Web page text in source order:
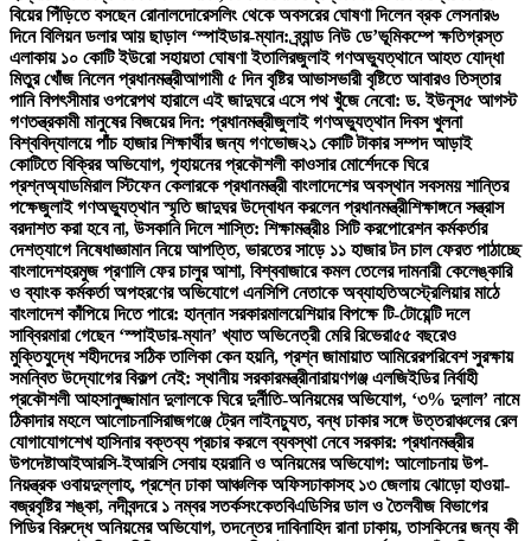
বিয়ের পিঁড়িতে বসছেন রোনালদোরেসলিং থেকে অবসরের ঘোষণা দিলেন ব্রক লেসনার৬
দিনে বিলিয়ন ডলার আয় ছাড়াল ‘স্পাইডার-ম্যান: ব্র্যান্ড নিউ ডে’ভূমিকম্পে ক্ষতিগ্রস্ত
এলাকায় ১০ কোটি ইউরো সহায়তা ঘোষণা ইতালিরজুলাই গণঅভ্যুত্থানে আহত যোদ্ধা
মিতুর খোঁজ নিলেন প্রধানমন্ত্রীআগামী ৫ দিন বৃষ্টির আভাসভারী বৃষ্টিতে আবারও তিস্তার
পানি বিপৎসীমার ওপরেপথ হারালে এই জাদুঘরে এসে পথ খুঁজে নেবো: ড. ইউনূস৫ আগস্ট
গণতন্ত্রকামী মানুষের বিজয়ের দিন: প্রধানমন্ত্রীজুলাই গণঅভ্যুত্থান দিবস খুলনা
বিশ্ববিদ্যালয়ে পাঁচ হাজার শিক্ষার্থীর জন্য গণভোজ২১ কোটি টাকার সম্পদ আড়াই
কোটিতে বিক্রির অভিযোগ, গৃহায়নের প্রকৌশলী কাওসার মোর্শেদকে ঘিরে
প্রশ্নঅ্যাডমিরাল স্টিফেন কেলারকে প্রধানমন্ত্রী বাংলাদেশের অবস্থান সবসময় শান্তির
পক্ষেজুলাই গণঅভ্যুত্থান স্মৃতি জাদুঘর উদ্বোধন করলেন প্রধানমন্ত্রীশিক্ষাঙ্গনে সন্ত্রাস
বরদাশত করা হবে না, উসকানি দিলে শাস্তি: শিক্ষামন্ত্রী৪ সিটি করপোরেশন কর্মকর্তার
দেশত্যাগে নিষেধাজ্ঞামান নিয়ে আপত্তি, ভারতের সাড়ে ১১ হাজার টন চাল ফেরত পাঠাচ্ছে
বাংলাদেশহরমুজ প্রণালি ফের চালুর আশা, বিশ্ববাজারে কমল তেলের দামনারী কেলেঙ্কারি
ও ব্যাংক কর্মকর্তা অপহরণের অভিযোগে এনসিপি নেতাকে অব্যাহতিঅস্ট্রেলিয়ার মাঠে
বাংলাদেশ কাঁপিয়ে দিতে পারে: হান্নান সরকারমালয়েশিয়ার বিপক্ষে টি-টোয়েন্টি দলে
সাব্বিরমারা গেছেন ‘স্পাইডার-ম্যান’ খ্যাত অভিনেত্রী মেরি রিভেরা৫৫ বছরেও
মুক্তিযুদ্ধে শহীদদের সঠিক তালিকা কেন হয়নি, প্রশ্ন জামায়াত আমিরেরপরিবেশ সুরক্ষায়
সমন্বিত উদ্যোগের বিকল্প নেই: স্থানীয় সরকারমন্ত্রীনারায়ণগঞ্জ এলজিইডির নির্বাহী
প্রকৌশলী আহসানুজ্জামান দুলালকে ঘিরে দুর্নীতি-অনিয়মের অভিযোগ, ‘৩% দুলাল’ নামে
ঠিকাদার মহলে আলোচনাসিরাজগঞ্জে ট্রেন লাইনচ্যুত, বন্ধ ঢাকার সঙ্গে উত্তরাঞ্চলের রেল
যোগাযোগশেখ হাসিনার বক্তব্য প্রচার করলে ব্যবস্থা নেবে সরকার: প্রধানমন্ত্রীর
উপদেষ্টাআইআরসি-ইআরসি সেবায় হয়রানি ও অনিয়মের অভিযোগ: আলোচনায় উপ-
নিয়ন্ত্রক ওবায়দুল্লাহ, প্রশ্নে ঢাকা আঞ্চলিক অফিসঢাকাসহ ১৩ জেলায় ঝোড়ো হাওয়া-
বজ্রবৃষ্টির শঙ্কা, নদীবন্দরে ১ নম্বর সতর্কসংকেতবিএডিসির ডাল ও তৈলবীজ বিভাগের
পিডির বিরুদ্ধে অনিয়মের অভিযোগ, তদন্তের দাবিনাহিদ রানা ঢাকায়, তাসকিনের জন্য কী